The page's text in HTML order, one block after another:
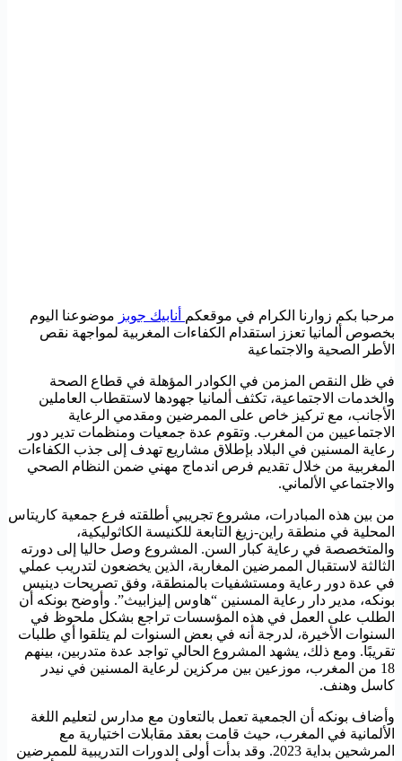
مرحبا بكم زوارنا الكرام في موقعكم أنابيك جوبز موضوعنا اليوم
بخصوص ألمانيا تعزز استقدام الكفاءات المغربية لمواجهة نقص
الأطر الصحية والاجتماعية
في ظل النقص المزمن في الكوادر المؤهلة في قطاع الصحة
والخدمات الاجتماعية، تكثف ألمانيا جهودها لاستقطاب العاملين
الأجانب، مع تركيز خاص على الممرضين ومقدمي الرعاية
الاجتماعيين من المغرب. وتقوم عدة جمعيات ومنظمات تدير دور
رعاية المسنين في البلاد بإطلاق مشاريع تهدف إلى جذب الكفاءات
المغربية من خلال تقديم فرص اندماج مهني ضمن النظام الصحي
والاجتماعي الألماني.
من بين هذه المبادرات، مشروع تجريبي أطلقته فرع جمعية كاريتاس
المحلية في منطقة راين-زيغ التابعة للكنيسة الكاثوليكية،
والمتخصصة في رعاية كبار السن. المشروع وصل حاليا إلى دورته
الثالثة لاستقبال الممرضين المغاربة، الذين يخضعون لتدريب عملي
في عدة دور رعاية ومستشفيات بالمنطقة، وفق تصريحات دينيس
بونكه، مدير دار رعاية المسنين “هاوس إليزابيث”. وأوضح بونكه أن
الطلب على العمل في هذه المؤسسات تراجع بشكل ملحوظ في
السنوات الأخيرة، لدرجة أنه في بعض السنوات لم يتلقوا أي طلبات
تقريبًا. ومع ذلك، يشهد المشروع الحالي تواجد عدة متدربين، بينهم
18 من المغرب، موزعين بين مركزين لرعاية المسنين في نيدر
كاسل وهنف.
وأضاف بونكه أن الجمعية تعمل بالتعاون مع مدارس لتعليم اللغة
الألمانية في المغرب، حيث قامت بعقد مقابلات اختيارية مع
المرشحين بداية 2023. وقد بدأت أولى الدورات التدريبية للممرضين